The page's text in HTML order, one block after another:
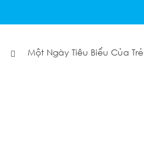
Một Ngày Tiêu Biểu Của Trẻ